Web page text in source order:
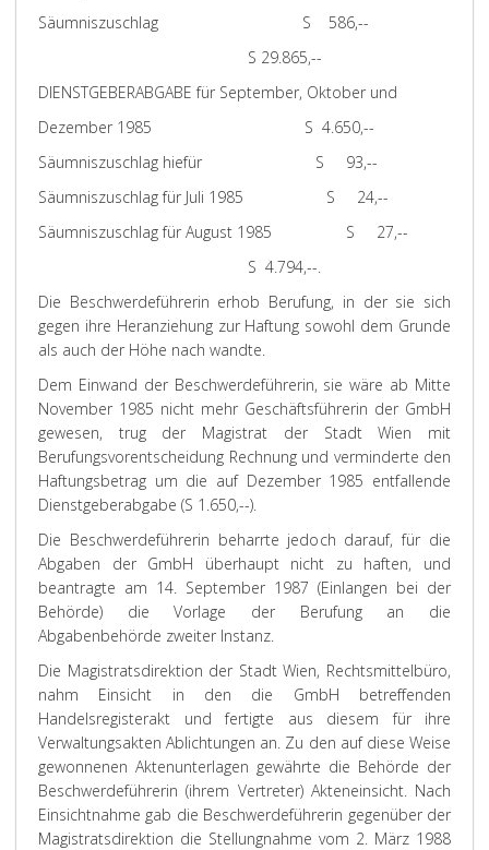
Säumniszuschlag S 586,--
S 29.865,--
DIENSTGEBERABGABE für September, Oktober und
Dezember 1985 S 4.650,--
Säumniszuschlag hiefür S 93,--
Säumniszuschlag für Juli 1985 S 24,--
Säumniszuschlag für August 1985 S 27,--
S 4.794,--.
Die Beschwerdeführerin erhob Berufung, in der sie sich
gegen ihre Heranziehung zur Haftung sowohl dem Grunde
als auch der Höhe nach wandte.
Dem Einwand der Beschwerdeführerin, sie wäre ab Mitte
November 1985 nicht mehr Geschäftsführerin der GmbH
gewesen, trug der Magistrat der Stadt Wien mit
Berufungsvorentscheidung Rechnung und verminderte den
Haftungsbetrag um die auf Dezember 1985 entfallende
Dienstgeberabgabe (S 1.650,--).
Die Beschwerdeführerin beharrte jedoch darauf, für die
Abgaben der GmbH überhaupt nicht zu haften, und
beantragte am 14. September 1987 (Einlangen bei der
Behörde) die Vorlage der Berufung an die
Abgabenbehörde zweiter Instanz.
Die Magistratsdirektion der Stadt Wien, Rechtsmittelbüro,
nahm Einsicht in den die GmbH betreffenden
Handelsregisterakt und fertigte aus diesem für ihre
Verwaltungsakten Ablichtungen an. Zu den auf diese Weise
gewonnenen Aktenunterlagen gewährte die Behörde der
Beschwerdeführerin (ihrem Vertreter) Akteneinsicht. Nach
Einsichtnahme gab die Beschwerdeführerin gegenüber der
Magistratsdirektion die Stellungnahme vom 2. März 1988